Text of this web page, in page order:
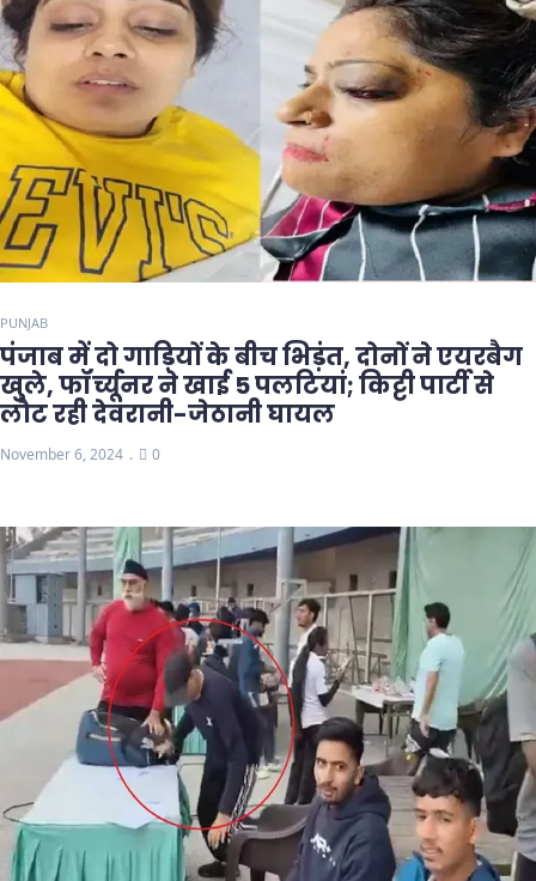
PUNJAB
पंजाब में दो गाड़ियों के बीच भिड़ंत, दोनों ने एयरबैग
खुले, फॉर्च्यूनर ने खाई 5 पलटियां; किट्टी पार्टी से
लौट रही देवरानी-जेठानी घायल
November 6, 2024 0